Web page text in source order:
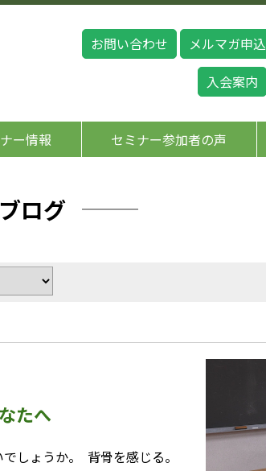
お問い合わせ メルマガ申込
入会案内
ー情報 セミナー参加者の声
ブログ
たへ
しょうか。 ⁡ 背骨を感じる。